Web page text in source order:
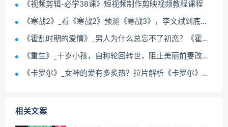
《视频剪辑-必学38课》短视频制作剪映视频教程课程
《寒战2》_看《寒战2》预测《寒战3》，李文斌到底会黑化到什么地步？
《霍乱时期的爱情》_男人为什么总忘不了初恋？《霍乱时期的爱情》它告诉你答案！
《重生》_十岁小孩，自称轮回转世，阻止美丽前妻改嫁！温情片《重生》
《卡罗尔》_女神的爱有多炙热？拉片解析《卡罗尔》藏在影像里的细节！
相关文案